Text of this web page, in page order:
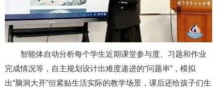
智能体自动分析每个学生近期课堂参与度、习题和作业
完成情况等，自主规划设计出难度递进的“问题串”，模拟
出“脑洞大开”但紧贴生活实际的教学场景，课后还给孩子们生